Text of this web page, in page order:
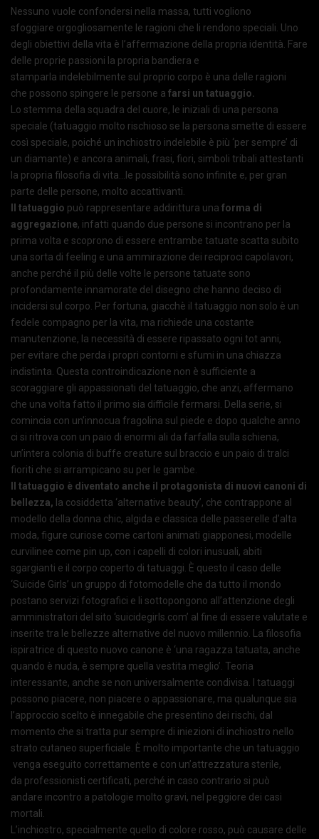
Nessuno vuole confondersi nella massa, tutti vogliono
sfoggiare orgogliosamente le ragioni che li rendono speciali. Uno
degli obiettivi della vita è l’affermazione della propria identità. Fare
delle proprie passioni la propria bandiera e
stamparla indelebilmente sul proprio corpo è una delle ragioni
che possono spingere le persone a farsi un tatuaggio.
Lo stemma della squadra del cuore, le iniziali di una persona
speciale (tatuaggio molto rischioso se la persona smette di essere
così speciale, poiché un inchiostro indelebile è più ‘per sempre’ di
un diamante) e ancora animali, frasi, fiori, simboli tribali attestanti
la propria filosofia di vita…le possibilità sono infinite e, per gran
parte delle persone, molto accattivanti.
Il tatuaggio può rappresentare addirittura una forma di
aggregazione, infatti quando due persone si incontrano per la
prima volta e scoprono di essere entrambe tatuate scatta subito
una sorta di feeling e una ammirazione dei reciproci capolavori,
anche perché il più delle volte le persone tatuate sono
profondamente innamorate del disegno che hanno deciso di
incidersi sul corpo. Per fortuna, giacchè il tatuaggio non solo è un
fedele compagno per la vita, ma richiede una costante
manutenzione, la necessità di essere ripassato ogni tot anni,
per evitare che perda i propri contorni e sfumi in una chiazza
indistinta. Questa controindicazione non è sufficiente a
scoraggiare gli appassionati del tatuaggio, che anzi, affermano
che una volta fatto il primo sia difficile fermarsi. Della serie, si
comincia con un’innocua fragolina sul piede e dopo qualche anno
ci si ritrova con un paio di enormi ali da farfalla sulla schiena,
un’intera colonia di buffe creature sul braccio e un paio di tralci
fioriti che si arrampicano su per le gambe.
Il tatuaggio è diventato anche il protagonista di nuovi canoni di
bellezza, la cosiddetta ‘alternative beauty’, che contrappone al
modello della donna chic, algida e classica delle passerelle d’alta
moda, figure curiose come cartoni animati giapponesi, modelle
curvilinee come pin up, con i capelli di colori inusuali, abiti
sgargianti e il corpo coperto di tatuaggi. È questo il caso delle
‘Suicide Girls’ un gruppo di fotomodelle che da tutto il mondo
postano servizi fotografici e li sottopongono all’attenzione degli
amministratori del sito ‘suicidegirls.com’ al fine di essere valutate e
inserite tra le bellezze alternative del nuovo millennio. La filosofia
ispiratrice di questo nuovo canone è ‘una ragazza tatuata, anche
quando è nuda, è sempre quella vestita meglio’. Teoria
interessante, anche se non universalmente condivisa. I tatuaggi
possono piacere, non piacere o appassionare, ma qualunque sia
l’approccio scelto è innegabile che presentino dei rischi, dal
momento che si tratta pur sempre di iniezioni di inchiostro nello
strato cutaneo superficiale. È molto importante che un tatuaggio
venga eseguito correttamente e con un’attrezzatura sterile,
da professionisti certificati, perché in caso contrario si può
andare incontro a patologie molto gravi, nel peggiore dei casi
mortali.
L’inchiostro, specialmente quello di colore rosso, può causare delle